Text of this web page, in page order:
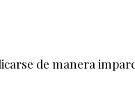
de manera